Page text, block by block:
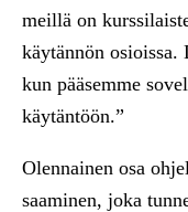
meillä on
käytännön
kun pääsemme
käytäntöön.”
Olennainen osa
saaminen, joka